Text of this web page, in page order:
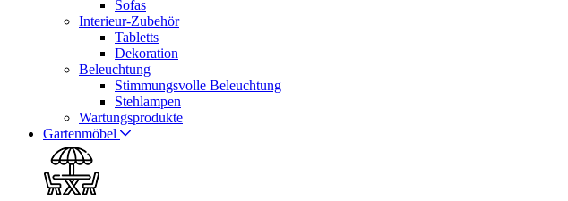
Sofas
Interieur-Zubehör
Tabletts
Dekoration
Beleuchtung
Stimmungsvolle Beleuchtung
Stehlampen
Wartungsprodukte
Gartenmöbel